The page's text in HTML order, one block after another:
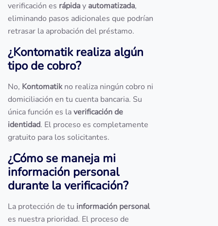
verificación es rápiday automatizada,
eliminando pasos adicionales que podrían
retrasar la aprobación del préstamo.
¿Kontomatik realiza algún
tipo de cobro?
No, Kontomatik no realiza ningún cobro ni
domiciliación en tu cuenta bancaria. Su
única función es laverificación de
identidad. El proceso es completamente
gratuito para los solicitantes.
¿Cómo se maneja mi
información personal
durante la verificación?
La protección de tu información personal
es nuestra prioridad. El proceso de